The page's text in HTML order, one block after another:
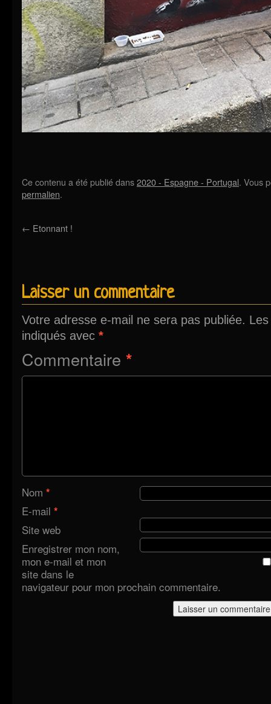
Ce contenu a été publié dans2020 - Espagne - Portugal. Vous
permalien.
← Etonnant !
Laisser un commentaire
Votre adresse e-mail ne sera pas publiée.
indiqués avec *
Commentaire *
Nom *
E-mail *
Site web
Enregistrer mon nom,
mon e-mail et mon
site dans le
navigateur pour mon prochain commentaire.